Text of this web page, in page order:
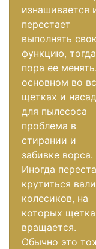
изнашивается
перестает
выполнять
функцию, тогда
пора ее
основном во
щетках и
для пылесоса
проблема в
стирании и
забивке ворса.
Иногда
крутиться
колесиков, на
которых щетка
вращается.
Обычно это